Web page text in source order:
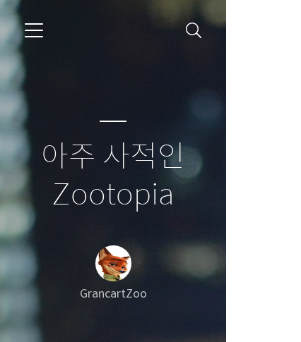
아주 사적인
Zootopia
GrancartZoo